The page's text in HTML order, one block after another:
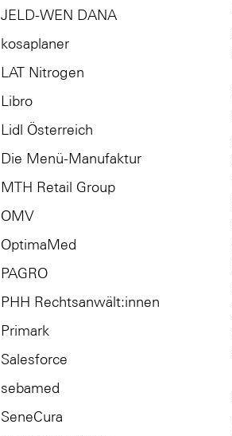
JELD-WEN DANA
kosaplaner
LAT Nitrogen
Libro
Lidl Österreich
Die Menü-Manufaktur
MTH Retail Group
OMV
OptimaMed
PAGRO
PHH Rechtsanwält:innen
Primark
Salesforce
sebamed
SeneCura